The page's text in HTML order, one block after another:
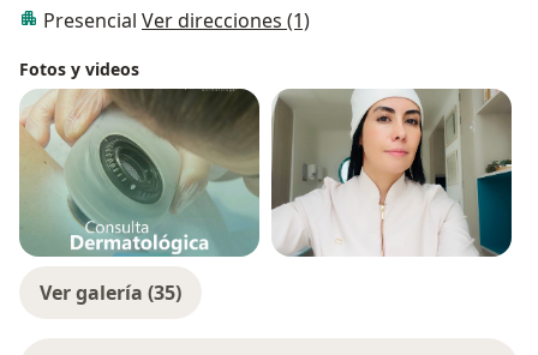
Presencial Ver direcciones (1)
Fotos y videos
Ver galería (35)